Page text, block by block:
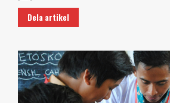
Dela artikel